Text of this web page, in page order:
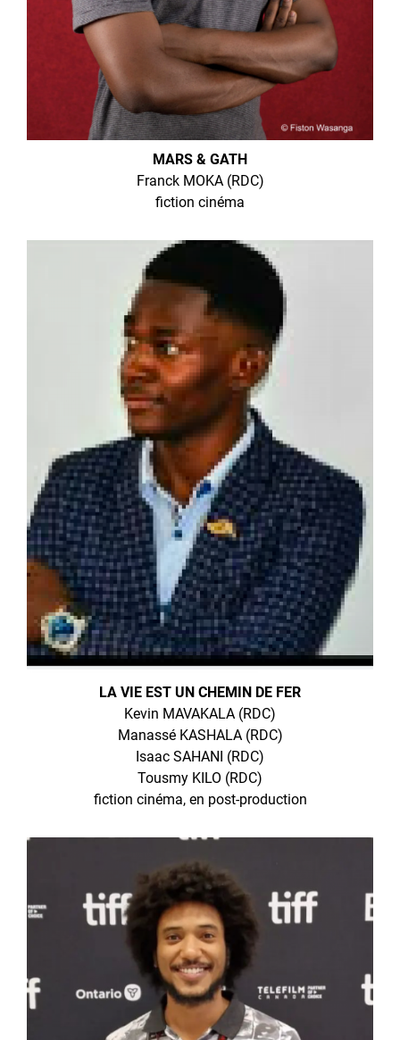
MARS & GATH
Franck MOKA (RDC)
fiction cinéma
LA VIE EST UN CHEMIN DE FER
Kevin MAVAKALA (RDC)
Manassé KASHALA (RDC)
Isaac SAHANI (RDC)
Tousmy KILO (RDC)
fiction cinéma, en post-production